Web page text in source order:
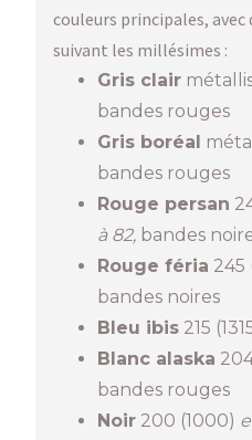
couleurs principales, avec
suivant les millésimes :
Gris clair
bandes rouges
Gris boréal
bandes rouges
Rouge persan
à 82, bandes
Rouge féria 245
bandes noires
Bleu ibis 215
Blanc alaska
bandes rouges
Noir 200 (1000)